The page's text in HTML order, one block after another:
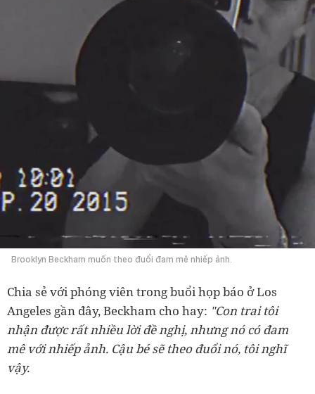
Brooklyn Beckham muốn theo đuổi đam mê nhiếp ảnh.
Chia sẻ với phóng viên trong buổi họp báo ở Los
Angeles gần đây, Beckham cho hay: "Con trai tôi
nhận được rất nhiều lời đề nghị, nhưng nó có đam
mê với nhiếp ảnh. Cậu bé sẽ theo đuổi nó, tôi nghĩ
vậy.